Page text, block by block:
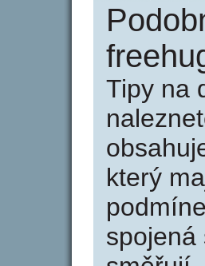
Tipy na
který
spojená